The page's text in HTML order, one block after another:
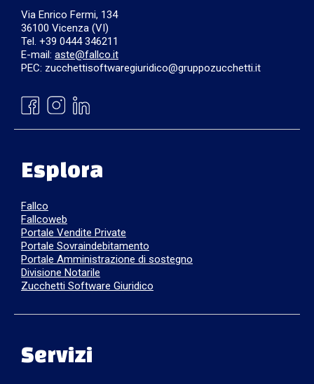
Via Enrico Fermi, 134
36100 Vicenza (VI)
Tel. +39 0444 346211
E-mail: aste@fallco.it
PEC: zucchettisoftwaregiuridico@gruppozucchetti.it
Esplora
Fallco
Fallcoweb
Portale Vendite Private
Portale Sovraindebitamento
Portale Amministrazione di sostegno
Divisione Notarile
Zucchetti Software Giuridico
Servizi